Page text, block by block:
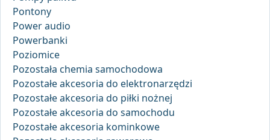
Pontony
Power audio
Powerbanki
Poziomice
Pozostała chemia samochodowa
Pozostałe akcesoria do elektronarzędzi
Pozostałe akcesoria do piłki nożnej
Pozostałe akcesoria do samochodu
Pozostałe akcesoria kominkowe